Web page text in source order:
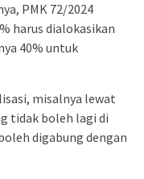
PMK 72/2024
harus dialokasikan
40% untuk
misalnya lewat
tidak boleh lagi di
digabung dengan